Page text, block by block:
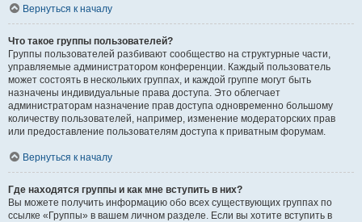
Вернуться к началу
Что такое группы пользователей?
Группы пользователей разбивают сообщество на структурные части,
управляемые администратором конференции. Каждый пользователь
может состоять в нескольких группах, и каждой группе могут быть
назначены индивидуальные права доступа. Это облегчает
администраторам назначение прав доступа одновременно большому
количеству пользователей, например, изменение модераторских прав
или предоставление пользователям доступа к приватным форумам.
Вернуться к началу
Где находятся группы и как мне вступить в них?
Вы можете получить информацию обо всех существующих группах по
ссылке «Группы» в вашем личном разделе. Если вы хотите вступить в